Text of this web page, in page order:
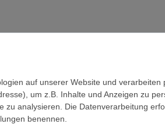
auf unserer Website und
um z.B. Inhalte und Anzeigen zu
zu analysieren. Die Datenverarbeitung
benennen.